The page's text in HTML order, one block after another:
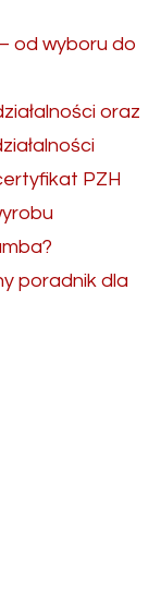
od wyboru do
oraz
PZH
poradnik dla